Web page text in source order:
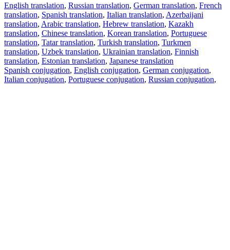
English translation, Russian translation, German translation, French
translation, Spanish translation, Italian translation, Azerbaijani
translation, Arabic translation, Hebrew translation, Kazakh
translation, Chinese translation, Korean translation, Portuguese
translation, Tatar translation, Turkish translation, Turkmen
translation, Uzbek translation, Ukrainian translation, Finnish
translation, Estonian translation, Japanese translation
Spanish conjugation, English conjugation, German conjugation,
Italian conjugation, Portuguese conjugation, Russian conjugation,